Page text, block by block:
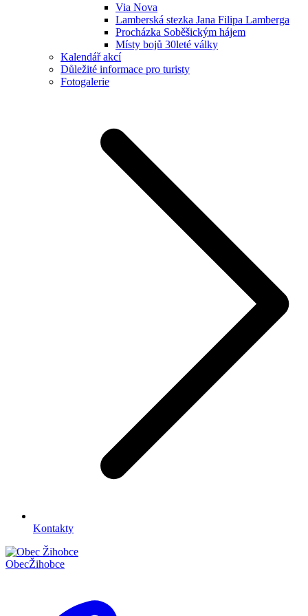
Via Nova
Lamberská stezka Jana Filipa Lamberga
Procházka Soběšickým hájem
Místy bojů 30leté války
Kalendář akcí
Důležité informace pro turisty
Fotogalerie
Kontakty
ObecŽihobce